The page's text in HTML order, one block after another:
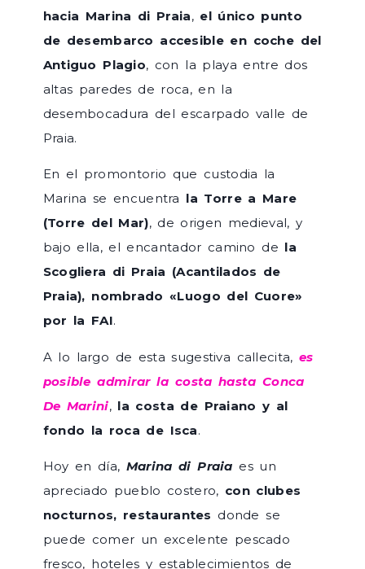
hacia Marina di Praia, el único punto
de desembarco accesible en coche del
Antiguo Plagio, con la playa entre dos
altas paredes de roca, en la
desembocadura del escarpado valle de
Praia.
En el promontorio que custodia la
Marina se encuentra la Torre a Mare
(Torre del Mar), de origen medieval, y
bajo ella, el encantador camino de la
Scogliera di Praia (Acantilados de
Praia), nombrado «Luogo del Cuore»
por la FAI.
A lo largo de esta sugestiva callecita,es
posible admirar la costa hasta Conca
De Marini, la costa de Praiano y al
fondo la roca de Isca.
Hoy en día, Marina di Praia es un
apreciado pueblo costero, con clubes
nocturnos, restaurantes donde se
puede comer un excelente pescado
fresco, hoteles y establecimientos de